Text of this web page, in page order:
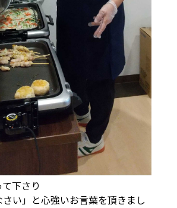
て下さり
さい」と心強いお言葉を頂きまし